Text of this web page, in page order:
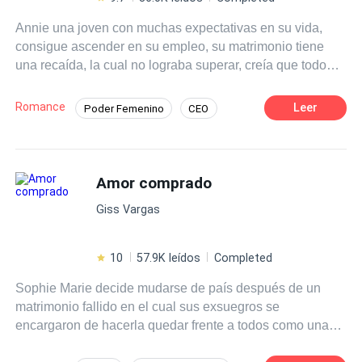
siquiera su padre, había podido controlar jamás. Él se ha
sumido en la oscuridad, y ella está llena de demonios. La
pregunta es: ¿Cuánto tardará en arder ese infierno?
Annie una joven con muchas expectativas en su vida,
consigue ascender en su empleo, su matrimonio tiene
una recaída, la cual no lograba superar, creía que todo
cambiarle su vida para siempre, ¿será ella capaz de
sobrellevarlo? y lo más importante aún, ¿se puede volver
Romance Poder Femenino CEO
Amor de casados Contemporánea
Arrepentimiento
Leer
Amor comprado
Giss Vargas
10 57.9K leídos Completed
Sophie Marie decide mudarse de país después de un
matrimonio fallido en el cual sus exsuegros se
encargaron de hacerla quedar frente a todos como una